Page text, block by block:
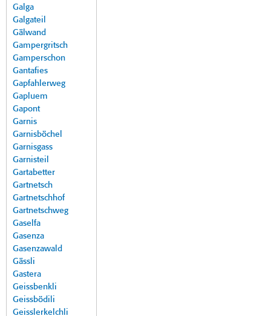
Galga
Galgateil
Gälwand
Gampergritsch
Gamperschon
Gantafies
Gapfahlerweg
Gapluem
Gapont
Garnis
Garnisböchel
Garnisgass
Garnisteil
Gartabetter
Gartnetsch
Gartnetschhof
Gartnetschweg
Gaselfa
Gasenza
Gasenzawald
Gässli
Gastera
Geissbenkli
Geissbödili
Geisslerkelchli